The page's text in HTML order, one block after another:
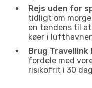
Rejs uden for
tidligt om
en tendens til
køer i
Brug Travellink
fordele med
risikofrit i 30